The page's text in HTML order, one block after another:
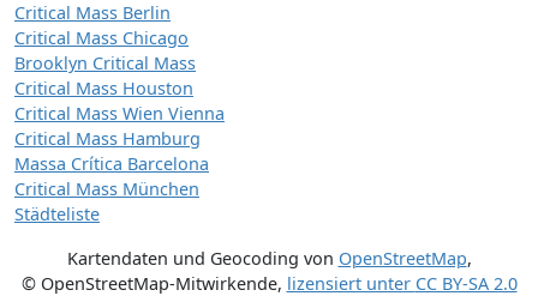
Critical Mass Berlin
Critical Mass Chicago
Brooklyn Critical Mass
Critical Mass Houston
Critical Mass Wien Vienna
Critical Mass Hamburg
Massa Crítica Barcelona
Critical Mass München
Städteliste
Kartendaten und Geocoding von OpenStreetMap,
© OpenStreetMap-Mitwirkende, lizensiert unter CC BY-SA 2.0